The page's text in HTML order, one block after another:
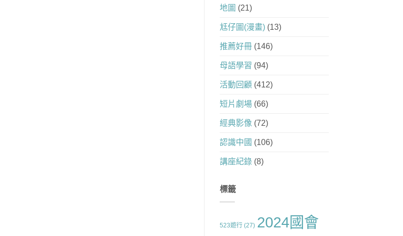
地圖 (21)
尪仔圖(漫畫)(13)
推薦好冊(146)
母語學習 (94)
活動回顧 (412)
短片劇場(66)
經典影像 (72)
認識中國 (106)
講座紀錄(8)
標籤
523遊行(27) 2024國會